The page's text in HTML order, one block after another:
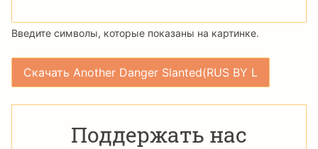
Введите символы, которые показаны на картинке.
Поддержать нас